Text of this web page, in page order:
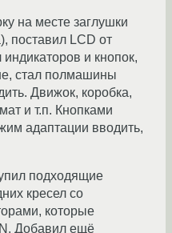
на месте заглушки
поставил LCD от
и кнопок,
стал полмашины
Движок, коробка,
и т.п. Кнопками
адаптации вводить,
подходящие
кресел со
которые
Добавил ещё